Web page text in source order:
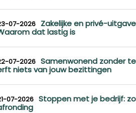
07-2026 Zakelijke en privé-
dat lastig is
07-2026 Samenwonend zonder
niets van jouw bezittingen
07-2026 Stoppen met je bedrijf: